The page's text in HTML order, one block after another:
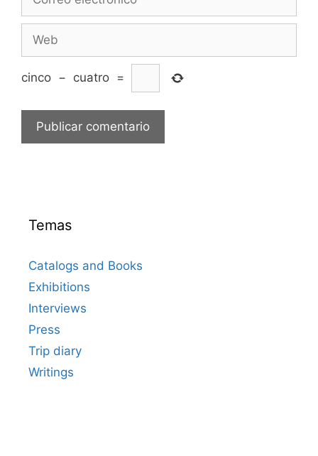
electrónico
cinco − cuatro =
Temas
Catalogs and Books
Exhibitions
Interviews
Press
Trip diary
Writings